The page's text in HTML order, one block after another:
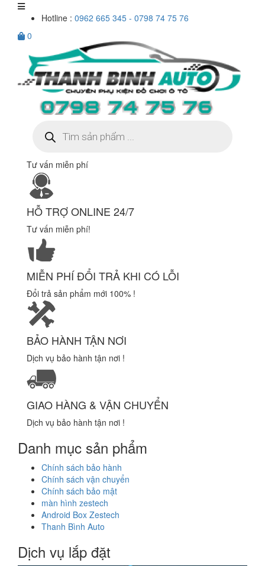
Hotline : 0962 665 345 - 0798 74 75 76
0
kiếm
sản
Tư vấn miễn phí
HỖ TRỢ ONLINE 24/7
Tư vấn miễn phí!
MIỄN PHÍ ĐỔI TRẢ KHI CÓ LỖI
Đổi trả sản phẩm mới 100% !
BẢO HÀNH TẬN NƠI
Dịch vụ bảo hành tận nơi !
GIAO HÀNG & VẬN CHUYỂN
Dịch vụ bảo hành tận nơi !
Danh mục sản phẩm
Chính sách bảo hành
Chính sách vận chuyển
Chính sách bảo mật
màn hình zestech
Android Box Zestech
Thanh Bình Auto
Dịch vụ lắp đặt